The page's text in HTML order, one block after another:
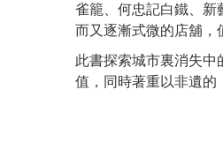
雀籠、何忠記白鐵、新
而又逐漸式微的店舖，
此書探索城市裏消失
值，同時著重以非遺的